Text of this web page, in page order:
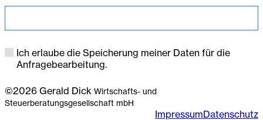
Ich erlaube die Speicherung meiner Daten für die
Anfragebearbeitung.
©2026 Gerald Dick Wirtschafts- und
Steuerberatungsgesellschaft mbH
ImpressumDatenschutz